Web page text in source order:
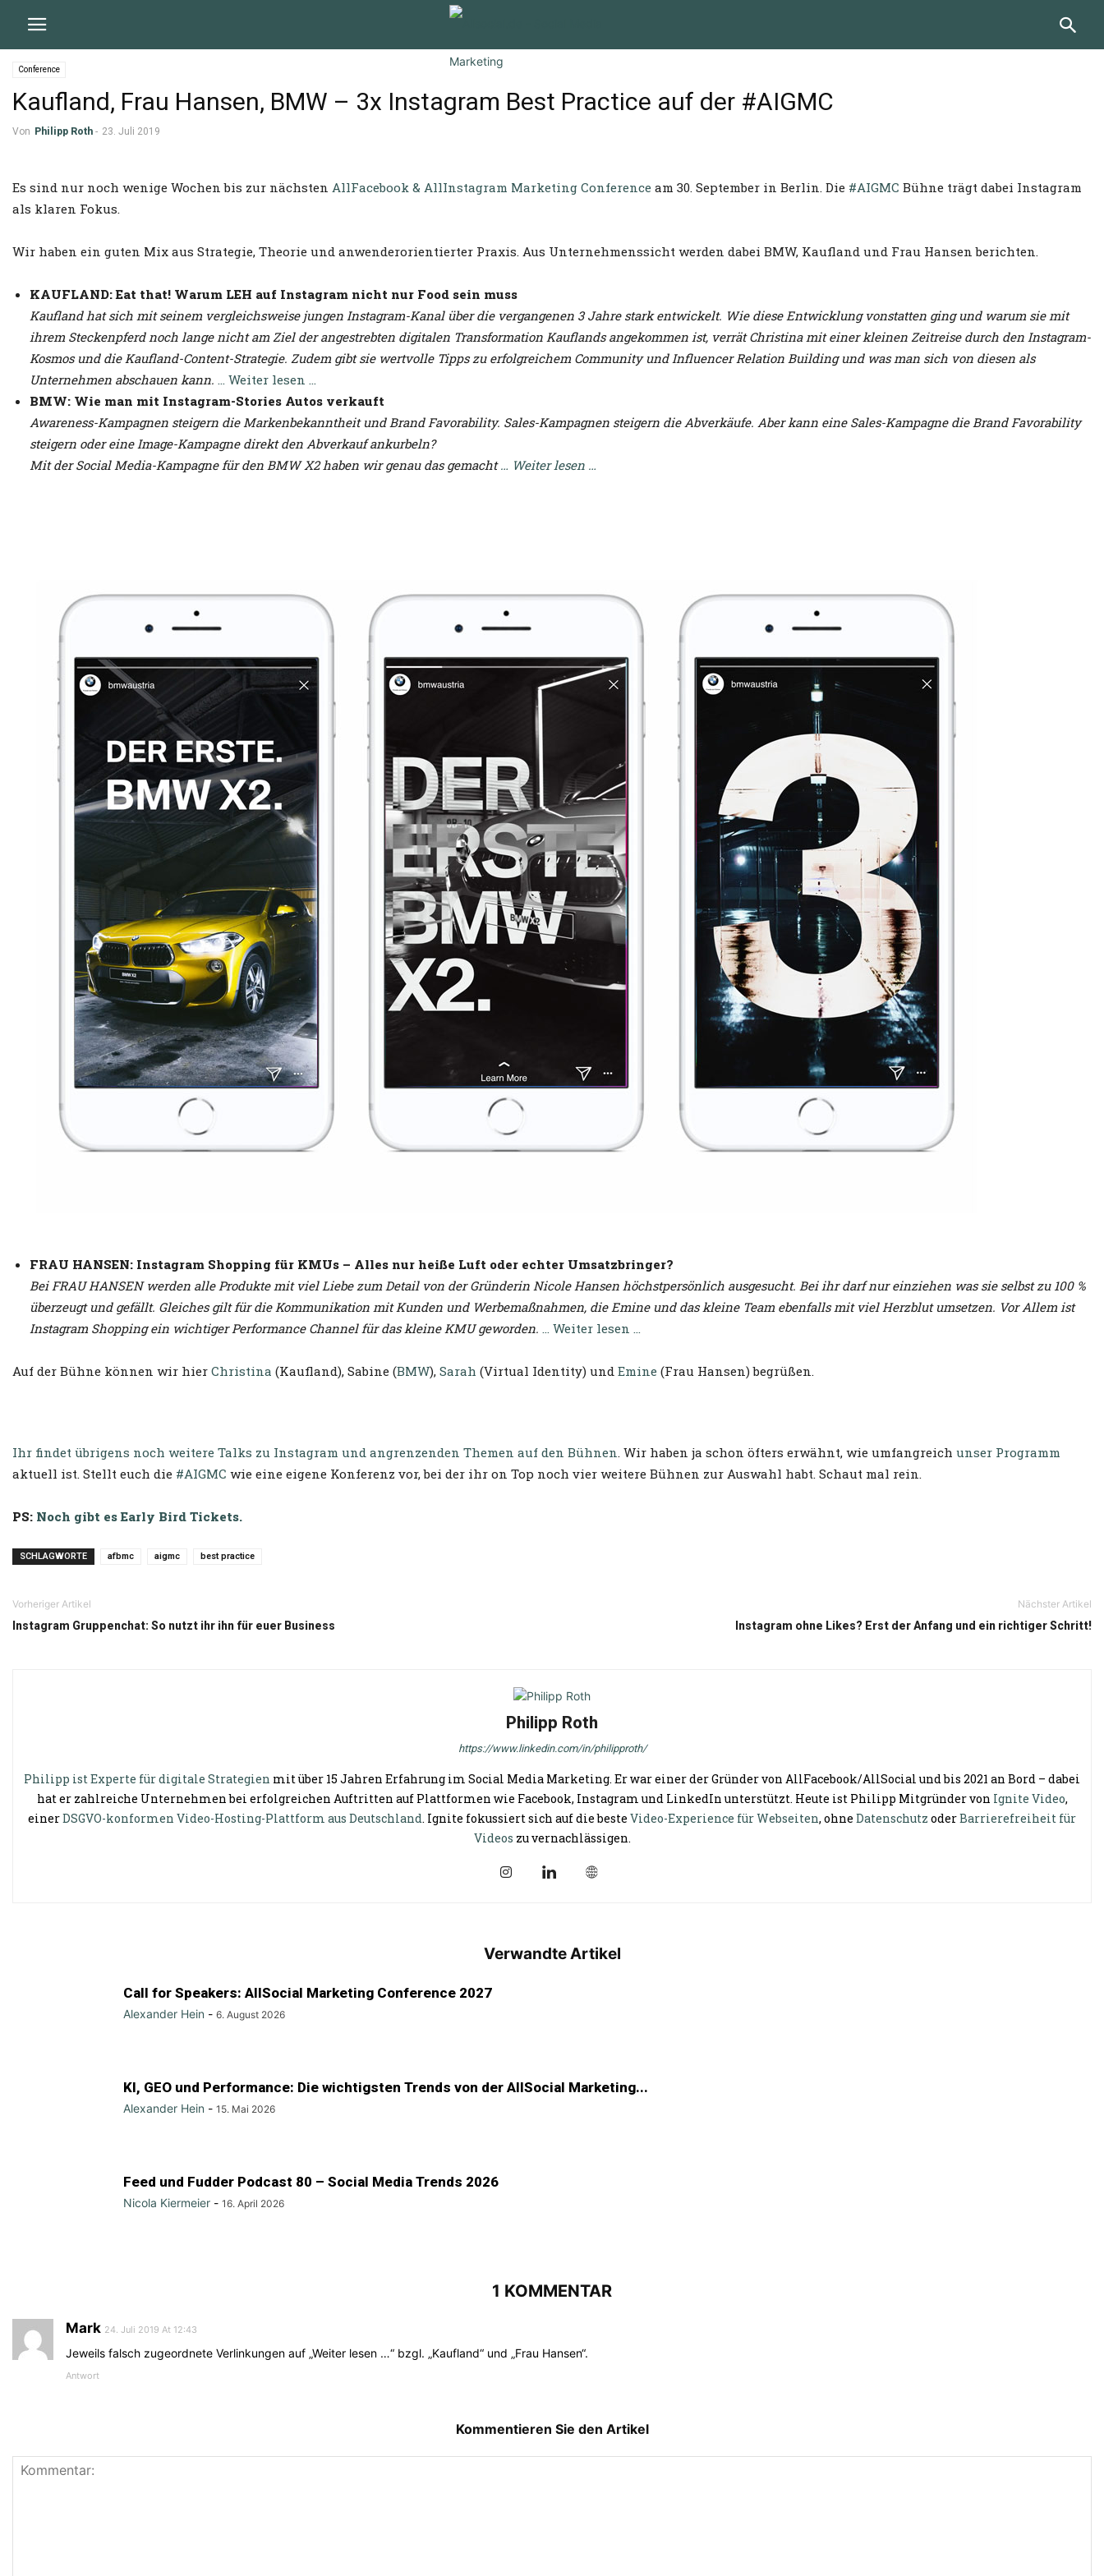
Conference
Kaufland, Frau Hansen, BMW – 3x Instagram Best Practice auf der #AIGMC
Von Philipp Roth - 23. Juli 2019
Es sind nur noch wenige Wochen bis zur nächsten AllFacebook & AllInstagram Marketing Conference am 30. September in Berlin. Die #AIGMC Bühne trägt dabei Instagram
als klaren Fokus.
Wir haben ein guten Mix aus Strategie, Theorie und anwenderorientierter Praxis. Aus Unternehmenssicht werden dabei BMW, Kaufland und Frau Hansen berichten.
KAUFLAND: Eat that! Warum LEH auf Instagram nicht nur Food sein muss
Kaufland hat sich mit seinem vergleichsweise jungen Instagram-Kanal über die vergangenen 3 Jahre stark entwickelt. Wie diese Entwicklung vonstatten ging und warum sie mit
ihrem Steckenpferd noch lange nicht am Ziel der angestrebten digitalen Transformation Kauflands angekommen ist, verrät Christina mit einer kleinen Zeitreise durch den Instagram-
Kosmos und die Kaufland-Content-Strategie. Zudem gibt sie wertvolle Tipps zu erfolgreichem Community und Influencer Relation Building und was man sich von diesen als
Unternehmen abschauen kann. … Weiter lesen …
BMW: Wie man mit Instagram-Stories Autos verkauft
Awareness-Kampagnen steigern die Markenbekanntheit und Brand Favorability. Sales-Kampagnen steigern die Abverkäufe. Aber kann eine Sales-Kampagne die Brand Favorability
steigern oder eine Image-Kampagne direkt den Abverkauf ankurbeln?
Mit der Social Media-Kampagne für den BMW X2 haben wir genau das gemacht… Weiter lesen …
FRAU HANSEN: Instagram Shopping für KMUs – Alles nur heiße Luft oder echter Umsatzbringer?
Bei FRAU HANSEN werden alle Produkte mit viel Liebe zum Detail von der Gründerin Nicole Hansen höchstpersönlich ausgesucht. Bei ihr darf nur einziehen was sie selbst zu 100 %
überzeugt und gefällt. Gleiches gilt für die Kommunikation mit Kunden und Werbemaßnahmen, die Emine und das kleine Team ebenfalls mit viel Herzblut umsetzen. Vor Allem ist
Instagram Shopping ein wichtiger Performance Channel für das kleine KMU geworden. … Weiter lesen …
Auf der Bühne können wir hier Christina (Kaufland), Sabine (BMW), Sarah (Virtual Identity) und Emine (Frau Hansen) begrüßen.
Ihr findet übrigens noch weitere Talks zu Instagram und angrenzenden Themen auf den Bühnen. Wir haben ja schon öfters erwähnt, wie umfangreich unser Programm
aktuell ist. Stellt euch die #AIGMC wie eine eigene Konferenz vor, bei der ihr on Top noch vier weitere Bühnen zur Auswahl habt. Schaut mal rein.
PS: Noch gibt es Early Bird Tickets.
SCHLAGWORTE afbmc aigmc best practice
Vorheriger Artikel
Instagram Gruppenchat: So nutzt ihr ihn für euer Business
Nächster Artikel
Instagram ohne Likes? Erst der Anfang und ein richtiger Schritt!
Philipp Roth
https://www.linkedin.com/in/philipproth/
Philipp ist Experte für digitale Strategien mit über 15 Jahren Erfahrung im Social Media Marketing. Er war einer der Gründer von AllFacebook/AllSocial und bis 2021 an Bord – dabei
hat er zahlreiche Unternehmen bei erfolgreichen Auftritten auf Plattformen wie Facebook, Instagram und LinkedIn unterstützt. Heute ist Philipp Mitgründer von Ignite Video,
einerDSGVO-konformen Video-Hosting-Plattform aus Deutschland. Ignite fokussiert sich auf die beste Video-Experience für Webseiten, ohne Datenschutz oderBarrierefreiheit für
Videos zu vernachlässigen.
Verwandte Artikel
Call for Speakers: AllSocial Marketing Conference 2027
Alexander Hein - 6. August 2026
KI, GEO und Performance: Die wichtigsten Trends von der AllSocial Marketing...
Alexander Hein - 15. Mai 2026
Feed und Fudder Podcast 80 – Social Media Trends 2026
Nicola Kiermeier - 16. April 2026
1 KOMMENTAR
Mark 24. Juli 2019 At 12:43
Jeweils falsch zugeordnete Verlinkungen auf „Weiter lesen …“ bzgl. „Kaufland“ und „Frau Hansen“.
Antwort
Kommentieren Sie den Artikel